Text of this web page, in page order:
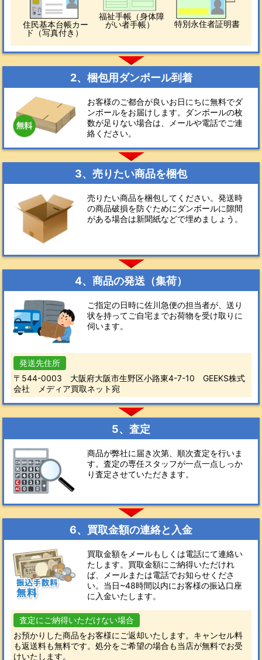
住民基本台帳カー
ド（写真付き）
福祉手帳（身体障
がい者手帳）
特別永住者証明書
2、梱包用ダンボール到着
お客様のご都合が良いお日にちに無料でダ
ンボールをお届けします。ダンボールの枚
数が足りない場合は、メールや電話でご連
絡ください。
3、売りたい商品を梱包
売りたい商品を梱包してください。発送時
の商品破損を防ぐためにダンボールに隙間
がある場合は新聞紙などで埋めましょう。
4、商品の発送（集荷）
ご指定の日時に佐川急便の担当者が、送り
状を持ってご自宅までお荷物を受け取りに
伺います。
発送先住所
〒544-0003 大阪府大阪市生野区小路東4-7-10 GEEKS株式
会社 メディア買取ネット宛
5、査定
商品が弊社に届き次第、順次査定を行いま
す。査定の専任スタッフが一点一点しっか
り査定させていただきます。
6、買取金額の連絡と入金
買取金額をメールもしくは電話にて連絡い
たします。買取金額にご納得いただけれ
ば、メールまたは電話でお知らせくださ
い。当日~48時間以内にお客様の振込口座
に入金いたします。
査定にご納得いただけない場合
お預かりした商品をお客様にご返却いたします。キャンセル料
も返送料も無料です。処分をご希望の場合も当店が無料でお受
けいたします。